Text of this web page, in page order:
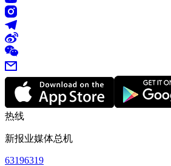
热线
新报业媒体总机
63196319